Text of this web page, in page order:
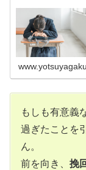
もしも有意義
過ぎたことを
ん。
前を向き、 挽